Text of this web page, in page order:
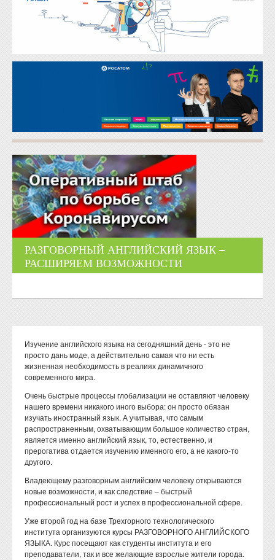
РАЗГОВОРНЫЙ АНГЛИЙСКИЙ ЯЗЫК –
РАСШИРЯЕМ ВОЗМОЖНОСТИ
Изучение английского языка на сегодняшний день - это не
просто дань моде, а действительно самая что ни есть
жизненная необходимость в реалиях динамичного
современного мира.
Очень быстрые процессы глобализации не оставляют человеку
нашего времени никакого иного выбора: он просто обязан
изучать иностранный язык. А учитывая, что самым
распространенным, охватывающим большое количество стран,
является именно английский язык, то, естественно, и
прерогатива отдается изучению именного его, а не какого-то
другого.
Владеющему разговорным английским человеку открываются
новые возможности, и как следствие – быстрый
профессиональный рост и успех в профессиональной сфере.
Уже второй год на базе Трехгорного технологического
института организуются курсы РАЗГОВОРНОГО АНГЛИЙСКОГО
ЯЗЫКА. Курс посещают как студенты института и его
преподаватели, так и все желающие взрослые жители города.